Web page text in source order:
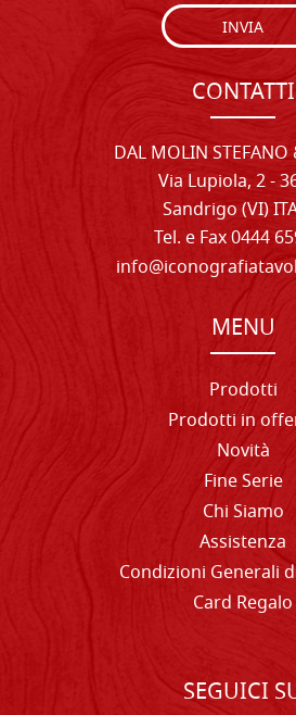
INVIA
CONTATTI
DAL MOLIN STEFANO
Via Lupiola, 2 -
Sandrigo (VI)
Tel. e Fax 0444
MENU
Prodotti
Prodotti in
Novità
Fine Serie
Chi Siamo
Assistenza
Condizioni Generali
Card Regalo
SEGUICI